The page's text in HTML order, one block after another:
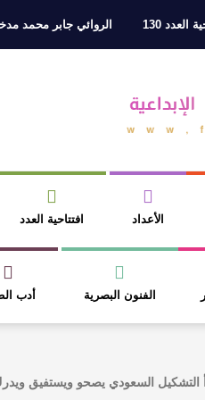
الروائي جابر محمد مدخلي: أحضر
الأعداد افتتاحية العدد
الفنون البصرية أدب
التشكيل السعودي يصحو ويستفيق